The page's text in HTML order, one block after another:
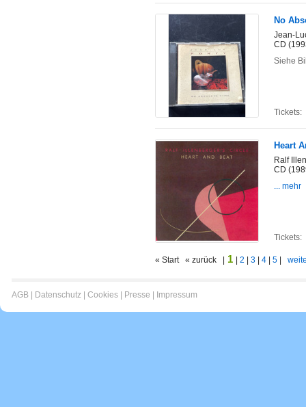
No
Jean-
CD
Siehe
Tickets:
Heart
Ralf
CD
... mehr
Tickets:
« Start « zurück | 1 2 3 4 5
AGB Datenschutz Cookies Presse Impressum